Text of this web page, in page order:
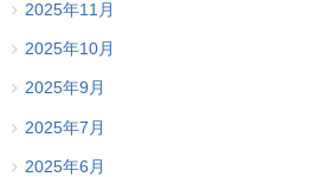
2025年11月
2025年10月
2025年9月
2025年7月
2025年6月